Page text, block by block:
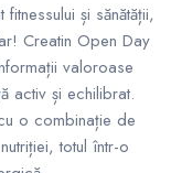
și sănătății,
Creatin Open Day
valoroase
activ și echilibrat.
o combinație de
totul într-o